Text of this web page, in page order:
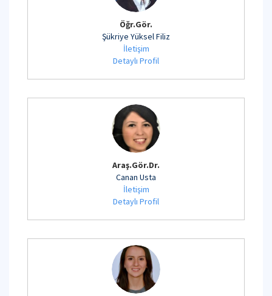
Öğr.Gör.
Şükriye Yüksel Filiz
İletişim
Detaylı Profil
Araş.Gör.Dr.
Canan Usta
İletişim
Detaylı Profil